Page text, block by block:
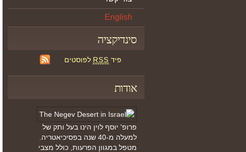
English
סינדיקציה
פיד RSS לפוסטים
אודות
פרופ' יוסף לוין הינו בעל ותק של
למעלה מ-40 שנה בפסיכיאטריה.
מטפל במגוון הפרעות, כולל מצבי